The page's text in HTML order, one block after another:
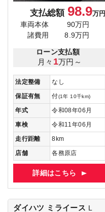
支払総額 98.9万円
車両本体
90万円
諸費用
8.9万円
ローン支払額
月々 1万円～
法定整備
なし
保証有無
付(1年 10千km)
年式
令和08年06月
車検
令和11年06月
走行距離
8km
店舗
各務原店
詳細はこちら
ダイハツ ミライース L